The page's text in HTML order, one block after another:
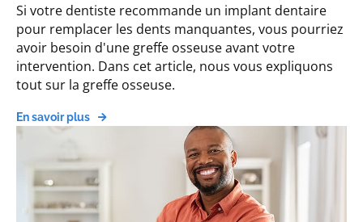
Si votre dentiste recommande un implant dentaire
pour remplacer les dents manquantes, vous pourriez
avoir besoin d'une greffe osseuse avant votre
intervention. Dans cet article, nous vous expliquons
tout sur la greffe osseuse.
En savoir plus